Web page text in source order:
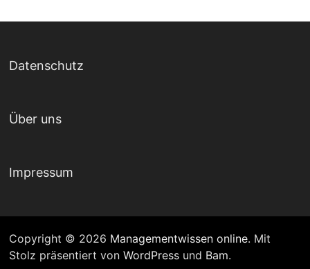
Datenschutz
Über uns
Impressum
Copyright © 2026 Managementwissen online. Mit
Stolz präsentiert vonWordPress und Bam.